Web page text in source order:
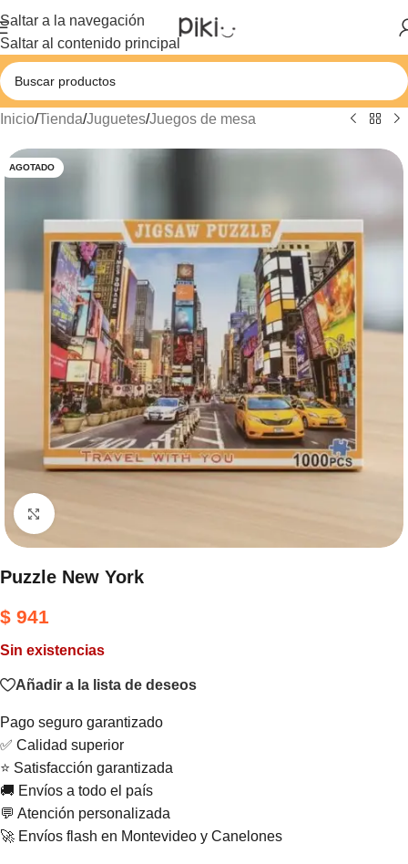
Saltar a la navegación
Saltar al contenido principal
Inicio/Tienda/Juguetes/Juegos de mesa
AGOTADO
Haga clic para ampliar
Puzzle New York
$ 941
Sin existencias
Añadir a la lista de deseos
Pago seguro garantizado
✅ Calidad superior
⭐ Satisfacción garantizada
🚚 Envíos a todo el país
💬 Atención personalizada
🚀 Envíos flash en Montevideo y Canelones